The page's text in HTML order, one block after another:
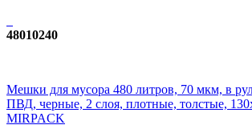
48010240
Мешки для мусора 480 литров, 70 мкм, в
ПВД, черные, 2 слоя, плотные, толстые,
MIRPACK